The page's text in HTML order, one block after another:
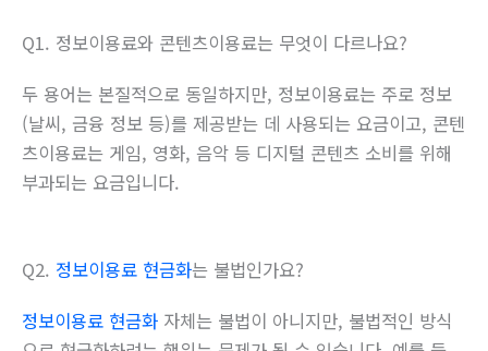
Q1. 정보이용료와 콘텐츠이용료는 무엇이 다르나요?
두 용어는 본질적으로 동일하지만, 정보이용료는 주로 정보
(날씨, 금융 정보 등)를 제공받는 데 사용되는 요금이고, 콘텐
츠이용료는 게임, 영화, 음악 등 디지털 콘텐츠 소비를 위해
부과되는 요금입니다.
Q2. 정보이용료 현금화는 불법인가요?
정보이용료 현금화 자체는 불법이 아니지만, 불법적인 방식